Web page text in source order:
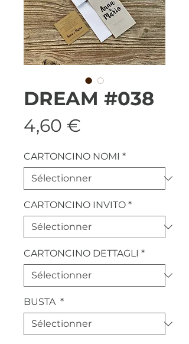
DREAM #038
4,60 €
CARTONCINO NOMI *
CARTONCINO INVITO *
CARTONCINO DETTAGLI *
BUSTA *